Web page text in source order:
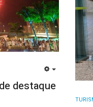
destaque